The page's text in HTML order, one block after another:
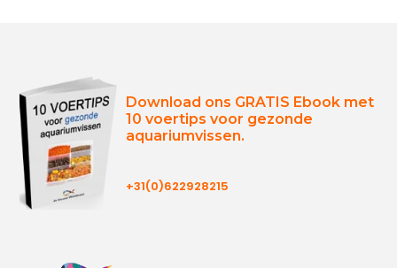
Download ons GRATIS Ebook met
10 voertips voor gezonde
aquariumvissen.
+31(0)622928215